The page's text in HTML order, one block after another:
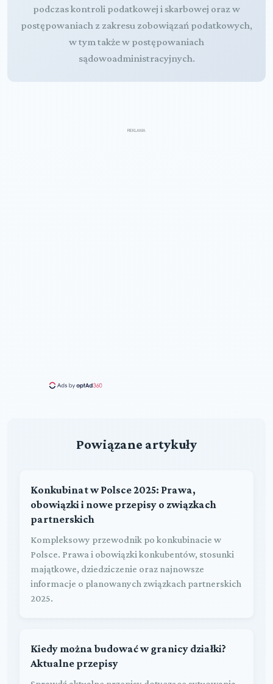
podczas kontroli podatkowej i skarbowej oraz w
postępowaniach z zakresu zobowiązań podatkowych,
w tym także w postępowaniach
sądowoadministracyjnych.
REKLAMA
Powiązane artykuły
Konkubinat w Polsce 2025: Prawa,
obowiązki i nowe przepisy o związkach
partnerskich
Kompleksowy przewodnik po konkubinacie w
Polsce. Prawa i obowiązki konkubentów, stosunki
majątkowe, dziedziczenie oraz najnowsze
informacje o planowanych związkach partnerskich
2025.
Kiedy można budować w granicy działki?
Aktualne przepisy